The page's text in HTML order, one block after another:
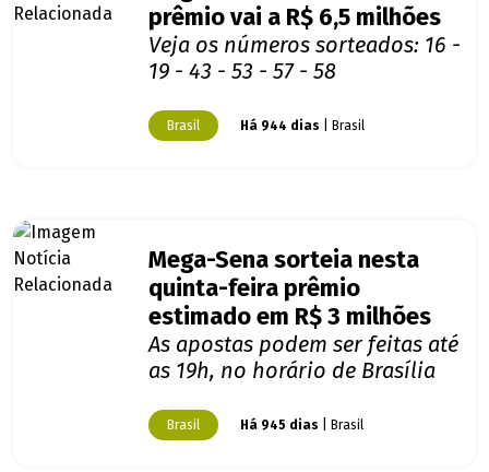
prêmio vai a R$ 6,5 milhões
Veja os números sorteados: 16 -
19 - 43 - 53 - 57 - 58
Brasil Há 944 dias | Brasil
Mega-Sena sorteia nesta
quinta-feira prêmio
estimado em R$ 3 milhões
As apostas podem ser feitas até
as 19h, no horário de Brasília
Brasil Há 945 dias | Brasil